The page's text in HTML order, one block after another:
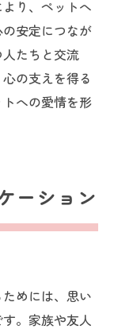
り、ペットへ
安定につなが
たちと交流
の支えを得る
への愛情を形
ーション
めには、思い
。家族や友人